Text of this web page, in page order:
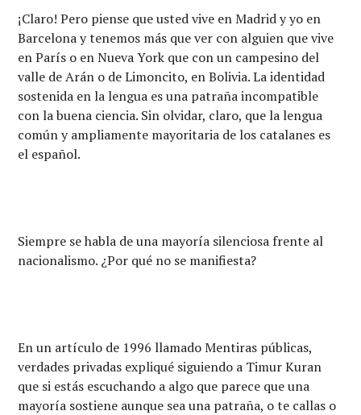
¡Claro! Pero piense que usted vive en Madrid y yo en
Barcelona y tenemos más que ver con alguien que vive
en París o en Nueva York que con un campesino del
valle de Arán o de Limoncito, en Bolivia. La identidad
sostenida en la lengua es una patraña incompatible
con la buena ciencia. Sin olvidar, claro, que la lengua
común y ampliamente mayoritaria de los catalanes es
el español.
Siempre se habla de una mayoría silenciosa frente al
nacionalismo. ¿Por qué no se manifiesta?
En un artículo de 1996 llamado Mentiras públicas,
verdades privadas expliqué siguiendo a Timur Kuran
que si estás escuchando a algo que parece que una
mayoría sostiene aunque sea una patraña, o te callas o